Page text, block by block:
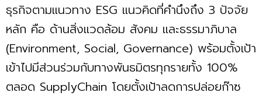
ธุรกิจตามแนวทาง ESG แนวคิดที่คำนึงถึง 3 ปัจจัย
หลัก คือ ด้านสิ่งแวดล้อม สังคม และธรรมาภิบาล
(Environment, Social, Governance) พร้อมตั้งเป้า
เข้าไปมีส่วนร่วมกับทางพันธมิตรทุกรายทั้ง 100%
ตลอด SupplyChain โดยตั้ง​เป้าลดการปล่อยก๊าซ